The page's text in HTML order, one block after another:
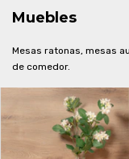
Muebles
Mesas ratonas, mesas
de comedor.